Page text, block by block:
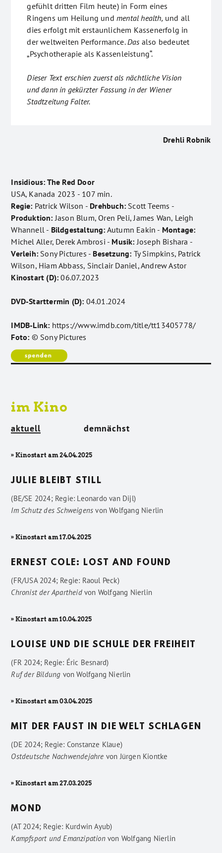
gefühlt dritten Film heute) in Form eines
Ringens um Heilung undmental health, und all
dies erfolgt mit erstaunlichem Kassenerfolg in
der weltweiten Performance.Das also bedeutet
„Psychotherapie als Kassenleistung“.
Dieser Text erschien zuerst als nächtliche Vision
und dann in gekürzter Fassung in der Wiener
Stadtzeitung Falter.
Drehli Robnik
Insidious: The Red Door
USA, Kanada 2023 - 107 min.
Regie: Patrick Wilson - Drehbuch: Scott Teems -
Produktion: Jason Blum, Oren Peli, James Wan, Leigh
Whannell - Bildgestaltung: Autumn Eakin - Montage:
Michel Aller, Derek Ambrosi - Musik: Joseph Bishara -
Verleih: Sony Pictures - Besetzung: Ty Simpkins, Patrick
Wilson, Hiam Abbass, Sinclair Daniel, Andrew Astor
Kinostart (D): 06.07.2023
DVD-Starttermin (D): 04.01.2024
IMDB-Link: https://www.imdb.com/title/tt13405778/
Foto: © Sony Pictures
im Kino
aktuell demnächst
» Kinostart am 24.04.2025
JULIE BLEIBT STILL
(BE/SE 2024; Regie: Leonardo van Dijl)
Im Schutz des Schweigens vonWolfgang Nierlin
» Kinostart am 17.04.2025
ERNEST COLE: LOST AND FOUND
(FR/USA 2024; Regie: Raoul Peck)
Chronist der Apartheidvon Wolfgang Nierlin
» Kinostart am 10.04.2025
LOUISE UND DIE SCHULE DER FREIHEIT
(FR 2024; Regie: Éric Besnard)
Ruf der Bildung vonWolfgang Nierlin
» Kinostart am 03.04.2025
MIT DER FAUST IN DIE WELT SCHLAGEN
(DE 2024; Regie: Constanze Klaue)
Ostdeutsche Nachwendejahre vonJürgen Kiontke
» Kinostart am 27.03.2025
MOND
(AT 2024; Regie: Kurdwin Ayub)
Kampfsport und Emanzipationvon Wolfgang Nierlin